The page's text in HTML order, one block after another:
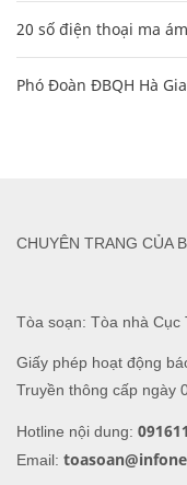
20 số điện thoại ma
Phó Đoàn ĐBQH Hà
Tòa soạn: Tòa nhà Cục
Giấy phép hoạt động
Truyền thông cấp ngày
Hotline nội dung:
Email:
CHUYÊN TRANG CỦA